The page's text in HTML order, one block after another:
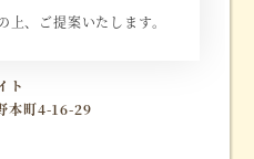
、ご提案いたします。
ト
本町4-16-29